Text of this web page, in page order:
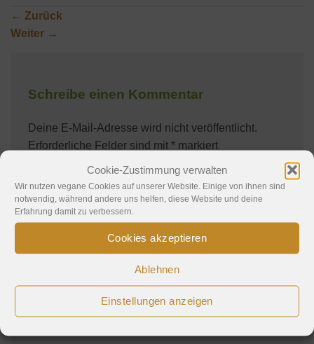
Cookie-Zustimmung verwalten
Wir nutzen vegane Cookies auf unserer Website. Einige von ihnen sind
notwendig, während andere uns helfen, diese Website und deine
Erfahrung damit zu verbessern.
Cookies akzeptieren
Ablehnen
Einstellungen anzeigen
← Zurück
Weiter →
Schreibe einen Kommentar
Deine E-Mail-Adresse wird nicht veröffentlicht.
Erforderliche Felder sind mit * markiert
Name*